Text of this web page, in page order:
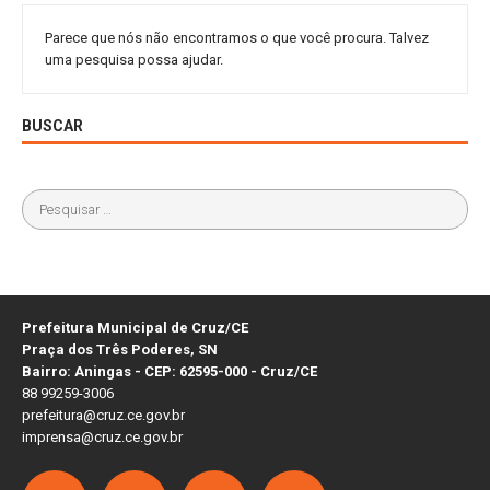
Parece que nós não encontramos o que você procura. Talvez
uma pesquisa possa ajudar.
BUSCAR
Prefeitura Municipal de Cruz/CE
Praça dos Três Poderes, SN
Bairro: Aningas - CEP: 62595-000 - Cruz/CE
88 99259-3006
prefeitura@cruz.ce.gov.br
imprensa@cruz.ce.gov.br